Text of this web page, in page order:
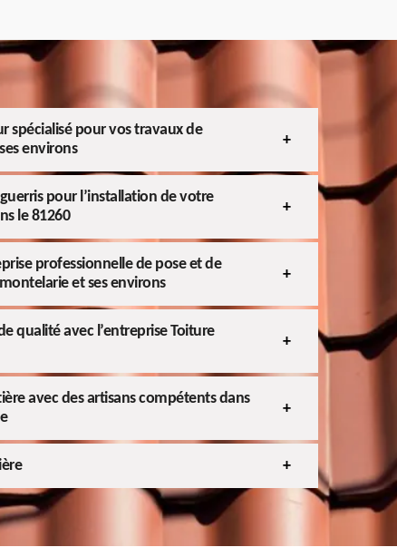
spécialisé pour vos travaux de
environs
pour l’installation de votre
le 81260
professionnelle de pose et de
et ses environs
qualité avec l’entreprise Toiture
avec des artisans compétents dans